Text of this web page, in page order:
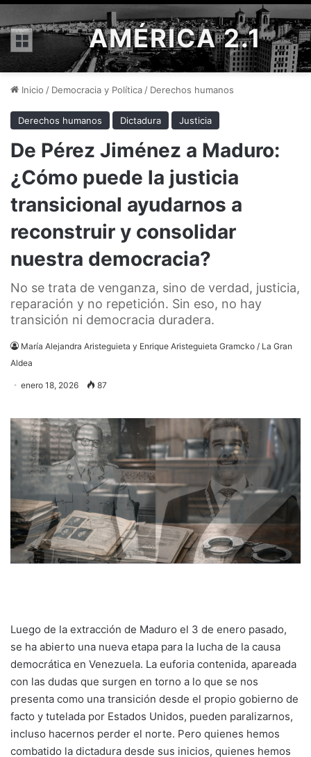
Menú AMÉRICA 2.1
Inicio / Democracia y Política / Derechos humanos
Derechos humanos Dictadura Justicia
De Pérez Jiménez a Maduro:
¿Cómo puede la justicia
transicional ayudarnos a
reconstruir y consolidar
nuestra democracia?
No se trata de venganza, sino de verdad, justicia,
reparación y no repetición. Sin eso, no hay
transición ni democracia duradera.
María Alejandra Aristeguieta y Enrique Aristeguieta Gramcko / La Gran
Aldea
enero 18, 2026 87
Luego de la extracción de Maduro el 3 de enero pasado,
se ha abierto una nueva etapa para la lucha de la causa
democrática en Venezuela. La euforia contenida, apareada
con las dudas que surgen en torno a lo que se nos
presenta como una transición desde el propio gobierno de
facto y tutelada por Estados Unidos, pueden paralizarnos,
incluso hacernos perder el norte. Pero quienes hemos
combatido la dictadura desde sus inicios, quienes hemos